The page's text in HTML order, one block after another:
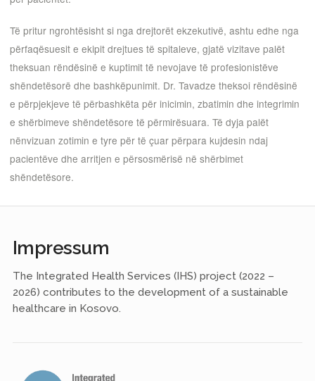
Të pritur ngrohtësisht si nga drejtorët ekzekutivë, ashtu edhe nga
përfaqësuesit e ekipit drejtues të spitaleve, gjatë vizitave palët
theksuan rëndësinë e kuptimit të nevojave të profesionistëve
shëndetësorë dhe bashkëpunimit. Dr. Tavadze theksoi rëndësinë
e përpjekjeve të përbashkëta për inicimin, zbatimin dhe integrimin
e shërbimeve shëndetësore të përmirësuara. Të dyja palët
nënvizuan zotimin e tyre për të çuar përpara kujdesin ndaj
pacientëve dhe arritjen e përsosmërisë në shërbimet
shëndetësore.
Impressum
The Integrated Health Services (IHS) project (2022 –
2026) contributes to the development of a sustainable
healthcare in Kosovo.